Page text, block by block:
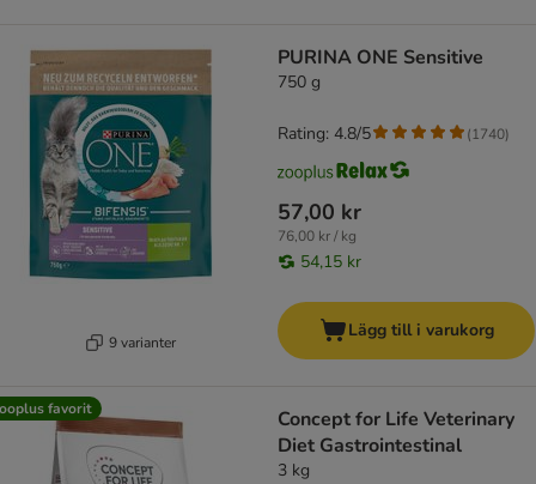
9 varianter
PURINA ONE Sensitive
750 g
57,00 kr
76,00 kr / kg
54,15 kr
Rating: 4.8/5 (1740)
Lägg till i varukorg
favorit
Concept for Life Veterinary
Diet Gastrointestinal
3 kg